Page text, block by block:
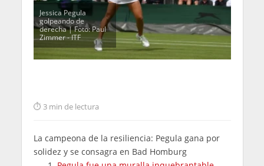
Jessica Pegula
golpeando de
derecha | Foto: Paul
Zimmer - ITF
3 min de lectura
La campeona de la resiliencia: Pegula gana por
solidez y se consagra en Bad Homburg